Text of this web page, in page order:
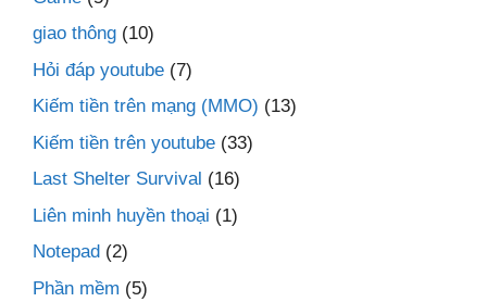
giao thông (10)
Hỏi đáp youtube (7)
Kiếm tiền trên mạng (MMO) (13)
Kiếm tiền trên youtube (33)
Last Shelter Survival (16)
Liên minh huyền thoại (1)
Notepad (2)
Phần mềm (5)